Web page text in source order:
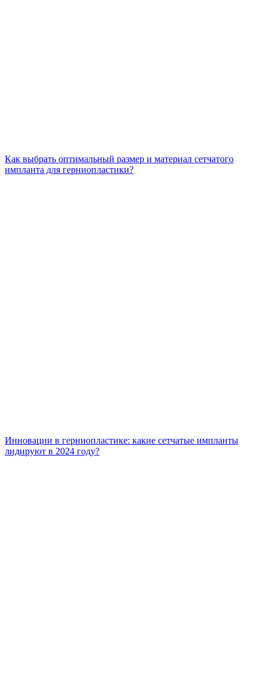
Как выбрать оптимальный размер и материал сетчатого
импланта для герниопластики?
Инновации в герниопластике: какие сетчатые импланты
лидируют в 2024 году?